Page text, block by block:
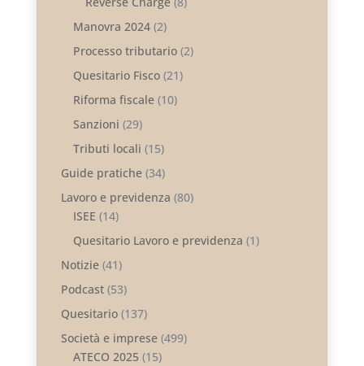
Manovra 2024(2)
Processo tributario(2)
Quesitario Fisco(21)
Riforma fiscale(10)
Sanzioni (29)
Tributi locali (15)
Guide pratiche(34)
Lavoro e previdenza (80)
ISEE (14)
Quesitario Lavoro e previdenza (1)
Notizie(41)
Podcast(53)
Quesitario(137)
Società e imprese(499)
ATECO 2025 (15)